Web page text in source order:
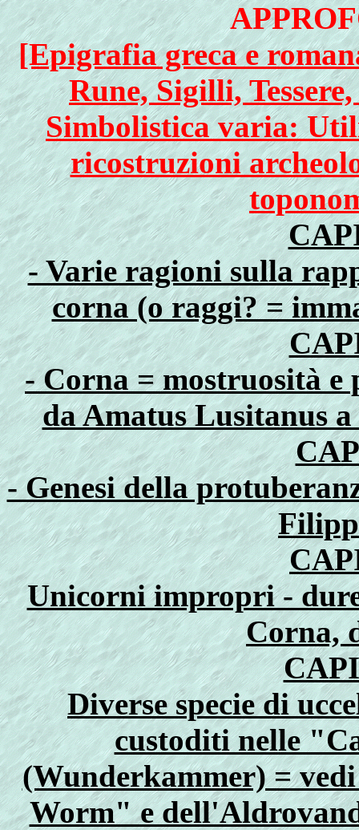
[Epigrafia greca e
Rune, Sigilli,
Simbolistica varia:
ricostruzioni
- Varie ragioni sulla
corna (o raggi? =
- Corna = mostruosità e
da Amatus Lusitanus
- Genesi della
Unicorni impropri -
Corna,
Diverse specie di
custoditi nelle
(Wunderkammer) =
Worm" e